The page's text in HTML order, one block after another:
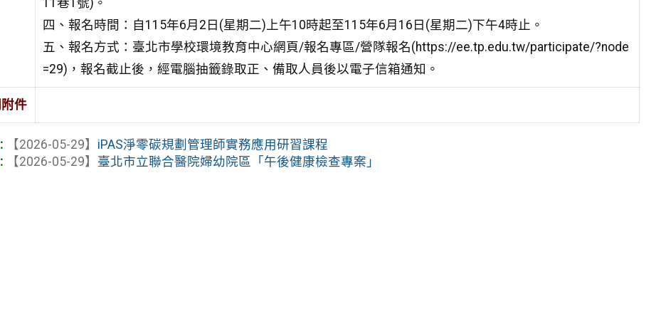
四、報名時間：自115年6月2日(星期二)上午10時起至115年6月16日(星期二)下午4時止。
五、報名方式：臺北市學校環境教育中心網頁/報名專區/營隊報名(https://ee.tp.edu.tw/participate/?node
=29)，報名截止後，經電腦抽籤錄取正、備取人員後以電子信箱通知。
件
【2026-05-29】 iPAS淨零碳規劃管理師實務應用研習課程
【2026-05-29】 臺北市立聯合醫院婦幼院區「午後健康檢查專案」